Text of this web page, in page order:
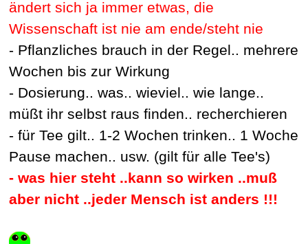
ändert sich ja immer etwas, die
Wissenschaft ist nie am ende/steht nie
- Pflanzliches brauch in der Regel.. mehrere
Wochen bis zur Wirkung
- Dosierung.. was.. wieviel.. wie lange..
müßt ihr selbst raus finden.. recherchieren
- für Tee gilt.. 1-2 Wochen trinken.. 1 Woche
Pause machen.. usw. (gilt für alle Tee's)
- was hier steht ..kann so wirken ..muß
aber nicht ..jeder Mensch ist anders !!!